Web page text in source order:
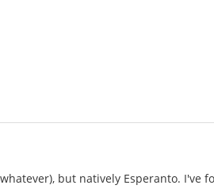
but natively Esperanto. I've